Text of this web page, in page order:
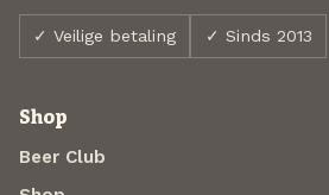
✓ Veilige betaling ✓ Sinds 2013
Shop
Beer Club